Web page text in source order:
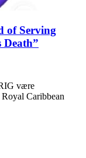
of Serving
Death”
være
Caribbean